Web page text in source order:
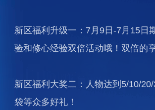
新区福利升级一：7月9日-7月15日
验和修心经验双倍活动哦！双倍的
新区福利大奖二：人物达到5/10/
袋等众多好礼！